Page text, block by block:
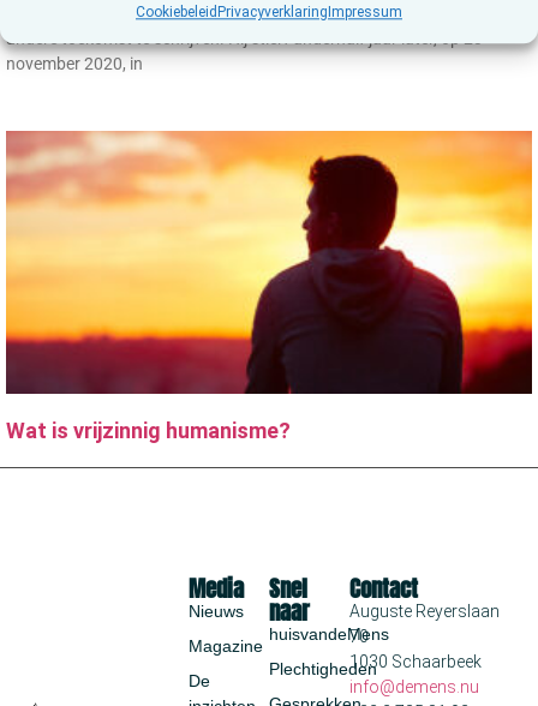
Cookiebeleid Privacyverklaring Impressum
mensonwaardig aftakelen aan de ziekte en besloot voor zichzelf een
andere toekomst te schrijven. Hij stierf anderhalf jaar later, op 23
november 2020, in
Wat is vrijzinnig humanisme?
Snel
naar
huisvandeMens
Plechtigheden
Media
Nieuws
Magazine
De
Contact
Auguste Reyerslaan
70
1030 Schaarbeek
info@demens.nu